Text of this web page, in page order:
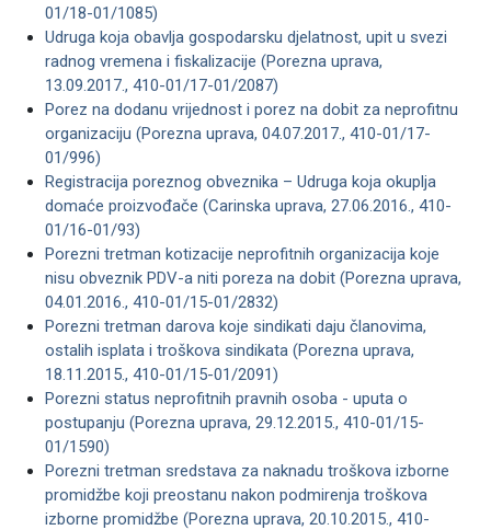
01/18-01/1085)
Udruga koja obavlja gospodarsku djelatnost, upit u svezi
radnog vremena i fiskalizacije (Porezna uprava,
13.09.2017., 410-01/17-01/2087)
Porez na dodanu vrijednost i porez na dobit za neprofitnu
organizaciju (Porezna uprava, 04.07.2017., 410-01/17-
01/996)
Registracija poreznog obveznika – Udruga koja okuplja
domaće proizvođače (Carinska uprava, 27.06.2016., 410-
01/16-01/93)
Porezni tretman kotizacije neprofitnih organizacija koje
nisu obveznik PDV-a niti poreza na dobit (Porezna uprava,
04.01.2016., 410-01/15-01/2832)
Porezni tretman darova koje sindikati daju članovima,
ostalih isplata i troškova sindikata (Porezna uprava,
18.11.2015., 410-01/15-01/2091)
Porezni status neprofitnih pravnih osoba - uputa o
postupanju (Porezna uprava, 29.12.2015., 410-01/15-
01/1590)
Porezni tretman sredstava za naknadu troškova izborne
promidžbe koji preostanu nakon podmirenja troškova
izborne promidžbe (Porezna uprava, 20.10.2015., 410-